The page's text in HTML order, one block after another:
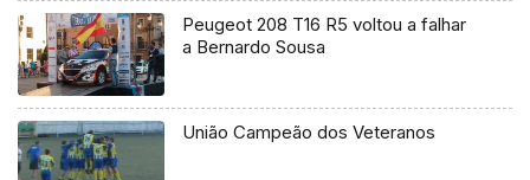
Peugeot 208 T16 R5 voltou a falhar
a Bernardo Sousa
União Campeão dos Veteranos